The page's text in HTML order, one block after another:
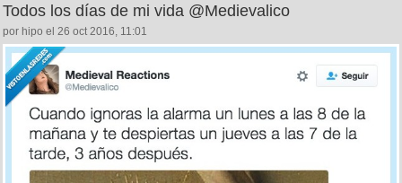
Todos los días de mi vida @Medievalico
por hipo el 26 oct 2016, 11:01